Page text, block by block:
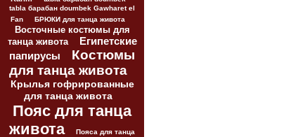
tabla барабан doumbek Gawharet el
Fan
БРЮКИ для танца живота
Восточные костюмы для
танца живота
Египетские
папирусы
Костюмы
для танца живота
Крылья гофрированные
для танца живота
Пояс для танца
живота
Пояса для танца